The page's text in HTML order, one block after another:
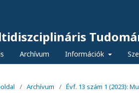
Archívum Információk
/ Archívum / Évf. 13 szám 1 (2023):